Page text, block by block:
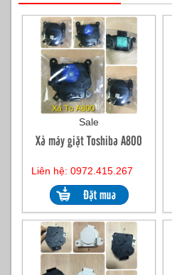
Sale
Xả máy giặt Toshiba A800
Liên hệ: 0972.415.267